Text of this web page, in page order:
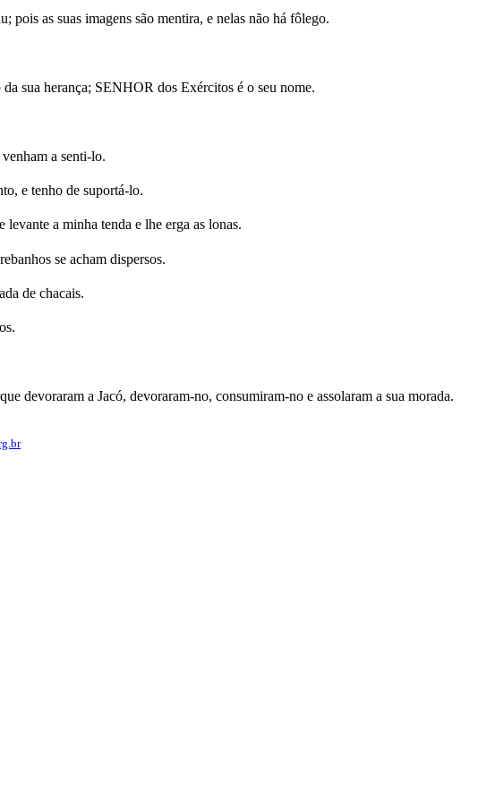
pois as suas imagens são mentira, e nelas não há fôlego.
sua herança; SENHOR dos Exércitos é o seu nome.
a senti-lo.
e tenho de suportá-lo.
a minha tenda e lhe erga as lonas.
se acham dispersos.
de chacais.
devoraram a Jacó, devoraram-no, consumiram-no e assolaram a sua morada.